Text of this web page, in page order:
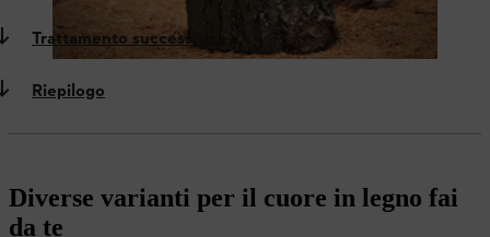
Trattamento successivo
Riepilogo
Diverse varianti per il cuore in legno fai
da te